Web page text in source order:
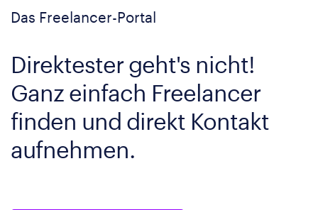
Das Freelancer-Portal
Direktester geht's nicht!
Ganz einfach Freelancer
finden und direkt Kontakt
aufnehmen.